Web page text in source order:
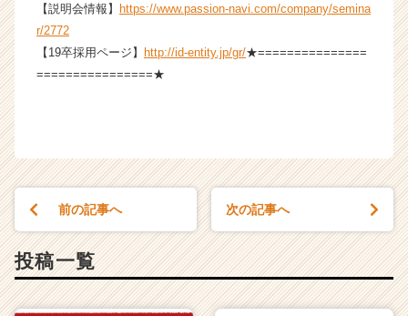
【説明会情報】
https://www.passion-navi.com/company/semina
r/2772
【19卒採用ページ】
http://id-entity.jp/gr/★===============
================★
前の記事へ 次の記事へ
投稿一覧